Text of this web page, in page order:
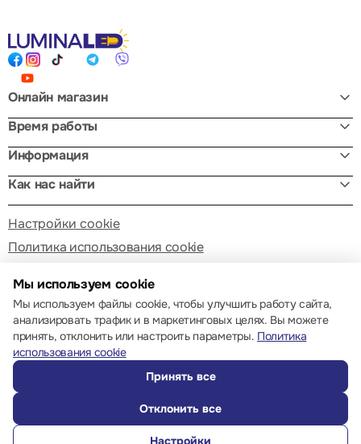
Онлайн магазин
Время работы
Информация
Как нас найти
Настройки cookie
Политика использования cookie
© 2013 – 2026 ECOM
Мы используем cookie
Мы используем файлы cookie, чтобы улучшить работу сайта,
анализировать трафик и в маркетинговых целях. Вы можете
принять, отклонить или настроить параметры. Политика
использования cookie
Принять все
Отклонить все
Настройки